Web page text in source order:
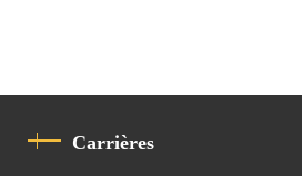
Carrières